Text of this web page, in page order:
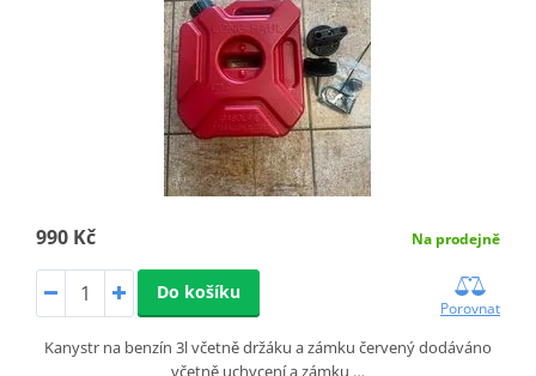
990 Kč Na prodejně
Do košíku
Porovnat
Kanystr na benzín 3l včetně držáku a zámku červený dodáváno
včetně uchycení a zámku …